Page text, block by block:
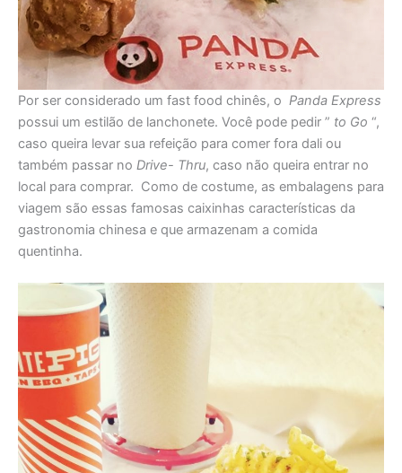
Por ser considerado um fast food chinês, o Panda Express
possui um estilão de lanchonete. Você pode pedir ” to Go “,
caso queira levar sua refeição para comer fora dali ou
também passar no Drive- Thru, caso não queira entrar no
local para comprar. Como de costume, as embalagens para
viagem são essas famosas caixinhas características da
gastronomia chinesa e que armazenam a comida
quentinha.